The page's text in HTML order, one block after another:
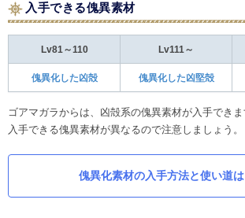
入手できる傀異素材
Lv81～110 Lv111～
傀異化した凶殻 傀異化した凶堅殻
ゴアマガラからは、凶殻系の傀異素材が入手でき
入手できる傀異素材が異なるので注意しましょう。
傀異化素材の入手方法と使い道